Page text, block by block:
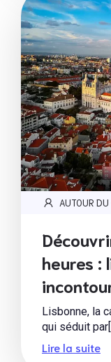
AUTOUR DU
heures :
Lisbonne, la
qui séduit
Lire la suite